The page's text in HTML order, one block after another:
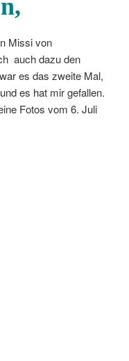
Missi von
auch dazu den
es das zweite Mal,
es hat mir gefallen.
Fotos vom 6. Juli